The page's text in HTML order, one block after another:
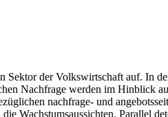
der Volkswirtschaft auf. In
Nachfrage werden im Hinblick
nachfrage- und
Wachstumsaussichten. Parallel